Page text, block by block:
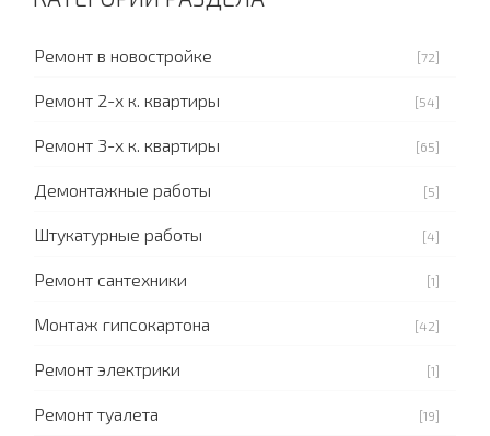
Ремонт в новостройке [72]
Ремонт 2-х к. квартиры [54]
Ремонт 3-х к. квартиры [65]
Демонтажные работы [5]
Штукатурные работы [4]
Ремонт сантехники [1]
Монтаж гипсокартона [42]
Ремонт электрики [1]
Ремонт туалета [19]